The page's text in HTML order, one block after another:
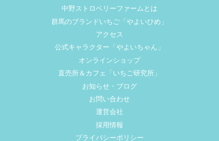
中野ストロベリーファームとは
群馬のブランドいちご「やよいひめ」
アクセス
公式キャラクター「やよいちゃん」
オンラインショップ
直売所＆カフェ「いちご研究所」
お知らせ・ブログ
お問い合わせ
運営会社
採用情報
プライバシーポリシー